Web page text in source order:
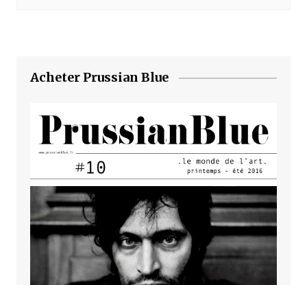
Acheter Prussian Blue